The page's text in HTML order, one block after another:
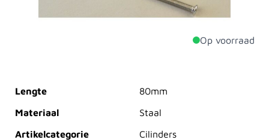
Op voorraad
Lengte
80mm
Materiaal
Staal
Artikelcategorie
Cilinders